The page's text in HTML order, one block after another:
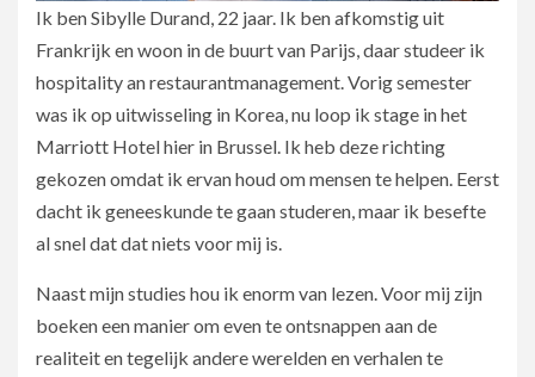
Ik ben Sibylle Durand, 22 jaar. Ik ben afkomstig uit
Frankrijk en woon in de buurt van Parijs, daar studeer ik
hospitality an restaurantmanagement. Vorig semester
was ik op uitwisseling in Korea, nu loop ik stage in het
Marriott Hotel hier in Brussel. Ik heb deze richting
gekozen omdat ik ervan houd om mensen te helpen. Eerst
dacht ik geneeskunde te gaan studeren, maar ik besefte
al snel dat dat niets voor mij is.
Naast mijn studies hou ik enorm van lezen. Voor mij zijn
boeken een manier om even te ontsnappen aan de
realiteit en tegelijk andere werelden en verhalen te